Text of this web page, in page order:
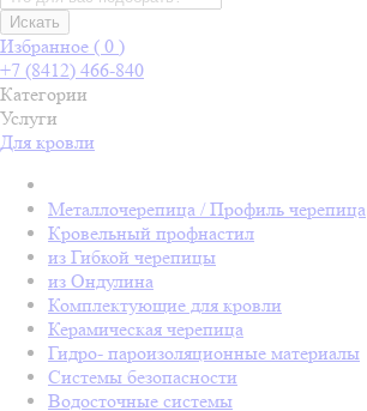
Искать
Избранное ( 0 )
+7 (8412) 466-840
Категории
Услуги
Для кровли
Металлочерепица / Профиль черепица
Кровельный профнастил
из Гибкой черепицы
из Ондулина
Комплектующие для кровли
Керамическая черепица
Гидро- пароизоляционные материалы
Системы безопасности
Водосточные системы